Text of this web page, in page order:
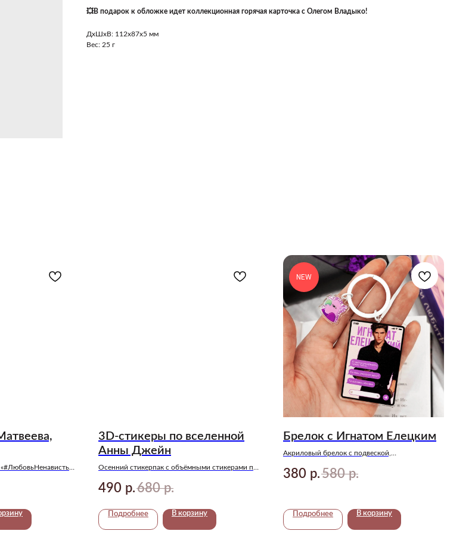
💥В подарок к обложке идет коллекционная горячая карточка с Олегом Владыко!
ДxШxВ: 112x87x5 мм
Вес: 25 г
3D-стикеры по вселенной
Анны Джейн
Осенний стикерпак с объёмными стикерами по
490 р.680 р.
Подробнее В корзину
NEW
Брелок с Игнатом Елецким
Акриловый брелок с подвеской,
в книге Анны Джейн — «Запрети любить»
380 р.580 р.
Подробнее В корзину